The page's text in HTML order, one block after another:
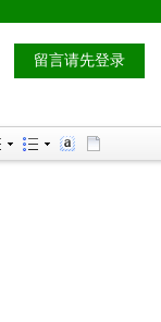
留言请先登录